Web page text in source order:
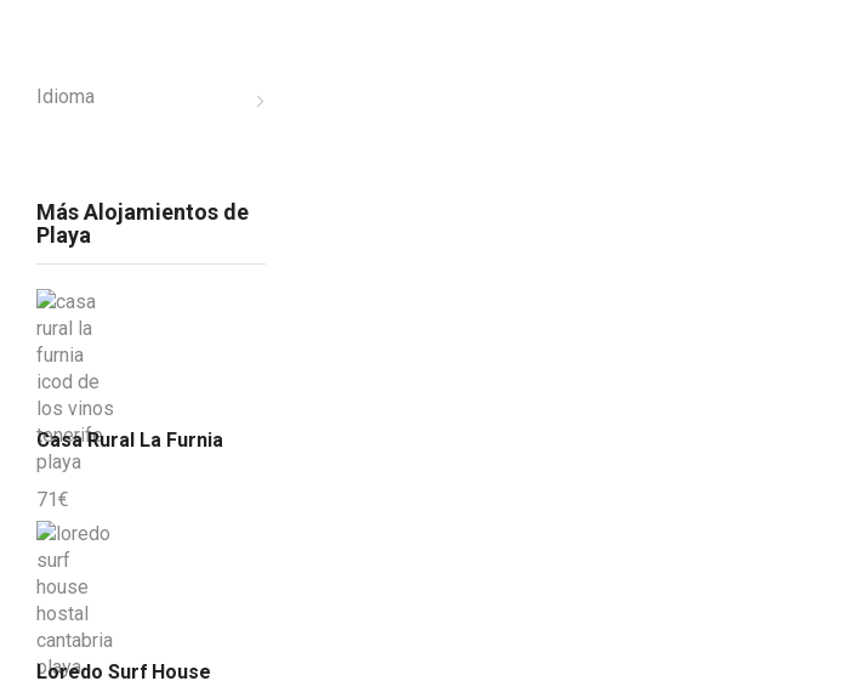
Idioma
Más Alojamientos de
Playa
Casa Rural La Furnia
71€
Loredo Surf House